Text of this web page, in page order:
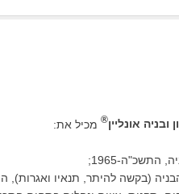
ובניה אונליין® מכיל את:
התשכ"ה-1965;
(בקשה להיתר, תנאיו ואגרות),